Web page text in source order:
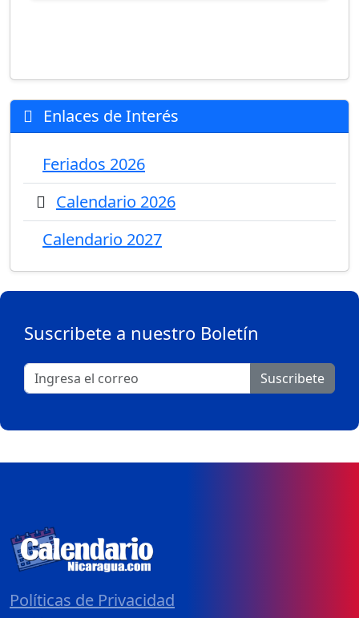
Enlaces de Interés
Feriados 2026
Calendario 2026
Calendario 2027
Suscribete a nuestro Boletín
Suscribete
Políticas de Privacidad